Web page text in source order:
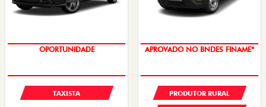
OPORTUNIDADE
TAXISTA
APROVADO NO BNDES FINAME*
PRODUTOR RURAL